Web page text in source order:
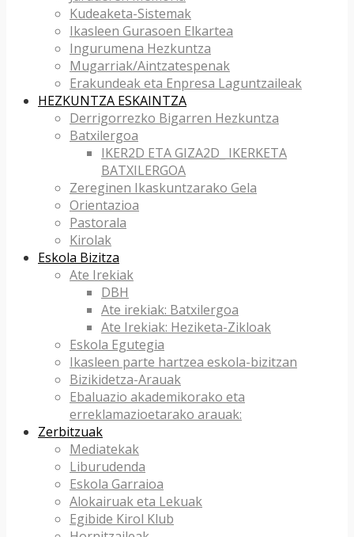
Kudeaketa-Sistemak
Ikasleen Gurasoen Elkartea
Ingurumena Hezkuntza
Mugarriak/Aintzatespenak
Erakundeak eta Enpresa Laguntzaileak
HEZKUNTZA ESKAINTZA
Derrigorrezko Bigarren Hezkuntza
Batxilergoa
IKER2D ETA GIZA2D_ IKERKETA
BATXILERGOA
Zereginen Ikaskuntzarako Gela
Orientazioa
Pastorala
Kirolak
Eskola Bizitza
Ate Irekiak
DBH
Ate irekiak: Batxilergoa
Ate Irekiak: Heziketa-Zikloak
Eskola Egutegia
Ikasleen parte hartzea eskola-bizitzan
Bizikidetza-Arauak
Ebaluazio akademikorako eta
erreklamazioetarako arauak:
Zerbitzuak
Mediatekak
Liburudenda
Eskola Garraioa
Alokairuak eta Lekuak
Egibide Kirol Klub